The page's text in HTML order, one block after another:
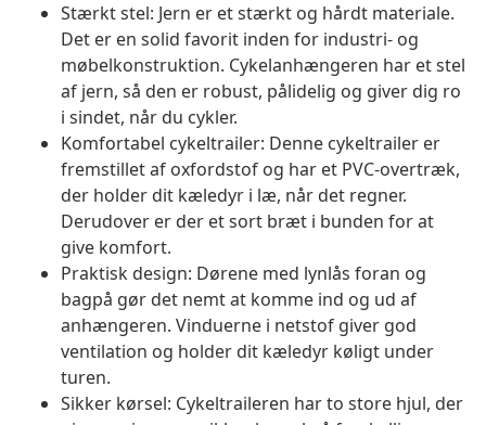
Stærkt stel: Jern er et stærkt og hårdt materiale.
Det er en solid favorit inden for industri- og
møbelkonstruktion. Cykelanhængeren har et stel
af jern, så den er robust, pålidelig og giver dig ro
i sindet, når du cykler.
Komfortabel cykeltrailer: Denne cykeltrailer er
fremstillet af oxfordstof og har et PVC-overtræk,
der holder dit kæledyr i læ, når det regner.
Derudover er der et sort bræt i bunden for at
give komfort.
Praktisk design: Dørene med lynlås foran og
bagpå gør det nemt at komme ind og ud af
anhængeren. Vinduerne i netstof giver god
ventilation og holder dit kæledyr køligt under
turen.
Sikker kørsel: Cykeltraileren har to store hjul, der